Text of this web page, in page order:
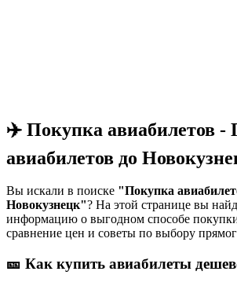
✈️ Покупка авиабилетов -
авиабилетов до
Вы искали в поиске "Покупка
Новокузнецк"? На этой странице вы
информацию о выгодном способе
сравнение цен и советы по выбору
🎫 Как купить авиабилеты